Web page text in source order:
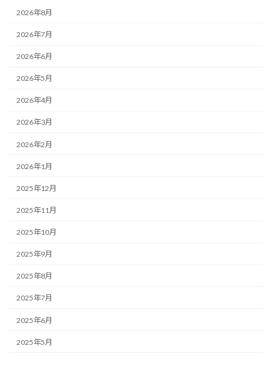
2026年8月
2026年7月
2026年6月
2026年5月
2026年4月
2026年3月
2026年2月
2026年1月
2025年12月
2025年11月
2025年10月
2025年9月
2025年8月
2025年7月
2025年6月
2025年5月